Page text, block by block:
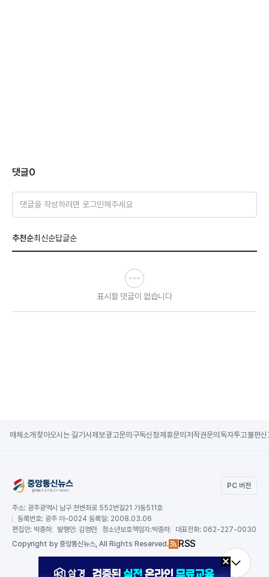
댓글0
댓글을 작성하려면 로그인해주세요
추천순최신순답글순
표시할 댓글이 없습니다
매체소개 찾아오시는 길기사제보광고문의 구독신청제휴문의 저작권문의 독자투고불편신
PC 버전
주소: 광주광역시 남구 천변좌로 552번길21 가동511호
등록번호: 광주 아-0024 등록일: 2008.03.06
편집인: 박종하 발행인: 김영란 청소년보호책임자:박종하 대표전화: 062-227-0030
Copyright by 중앙통신뉴스, All Rights Reserved. RSS